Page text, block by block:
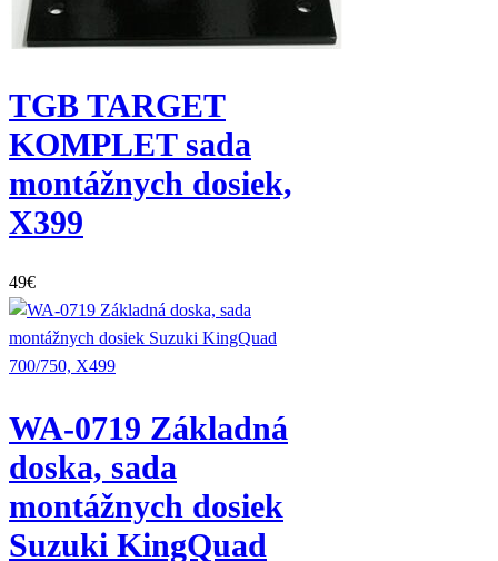
TGB TARGET
KOMPLET sada
montážnych dosiek,
X399
49€
WA-0719 Základná
doska, sada
montážnych dosiek
Suzuki KingQuad